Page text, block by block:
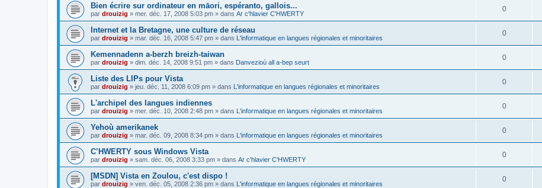
Bien écrire sur ordinateur en māori, espéranto, gallois...
par drouizig » mer. déc. 17, 2008 5:03 pm » dans Ar c'hlavier C'HWERTY
0
Internet et la Bretagne, une culture de réseau
par drouizig » mar. déc. 16, 2008 5:47 pm » dans L'informatique en langues régionales et minoritaires
0
Kemennadenn a-berzh breizh-taiwan
par drouizig » dim. déc. 14, 2008 9:51 pm » dans Danvezioù all a-bep seurt
0
Liste des LIPs pour Vista
par drouizig » jeu. déc. 11, 2008 6:09 pm » dans L'informatique en langues régionales et minoritaires
0
L'archipel des langues indiennes
par drouizig » mer. déc. 10, 2008 2:48 pm » dans L'informatique en langues régionales et minoritaires
0
Yehoù amerikanek
par drouizig » mar. déc. 09, 2008 8:34 pm » dans L'informatique en langues régionales et minoritaires
0
C’HWERTY sous Windows Vista
par drouizig » sam. déc. 06, 2008 3:33 pm » dans Ar c'hlavier C'HWERTY
0
[MSDN] Vista en Zoulou, c'est dispo !
par drouizig » ven. déc. 05, 2008 2:36 pm » dans L'informatique en langues régionales et minoritaires
0